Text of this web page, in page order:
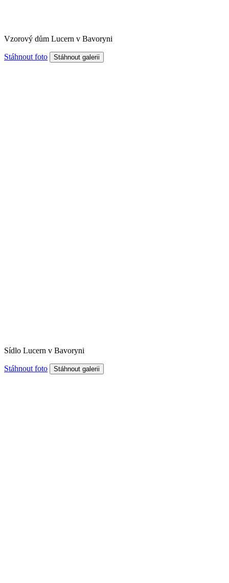
Vzorový dům Lucern v Bavoryni
Stáhnout foto
Sídlo Lucern v Bavoryni
Stáhnout foto